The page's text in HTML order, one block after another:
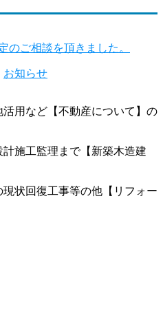
ご相談を頂きました。
お知らせ
用など【不動産について】の
施工監理まで【新築木造建
状回復工事等の他【リフォー